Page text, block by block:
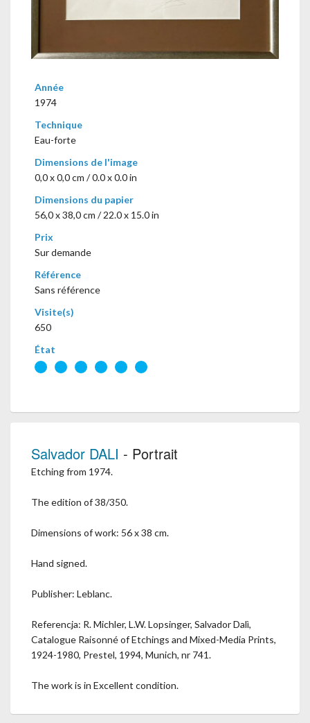
Année
1974
Technique
Eau-forte
Dimensions de l'image
0,0 x 0,0 cm / 0.0 x 0.0 in
Dimensions du papier
56,0 x 38,0 cm / 22.0 x 15.0 in
Prix
Sur demande
Référence
Sans référence
Visite(s)
650
État
Salvador DALI - Portrait
Etching from 1974.
The edition of 38/350.
Dimensions of work: 56 x 38 cm.
Hand signed.
Publisher: Leblanc.
Referencja: R. Michler, L.W. Lopsinger, Salvador Dalì,
Catalogue Raisonné of Etchings and Mixed-Media Prints,
1924-1980, Prestel, 1994, Munich, nr 741.
The work is in Excellent condition.